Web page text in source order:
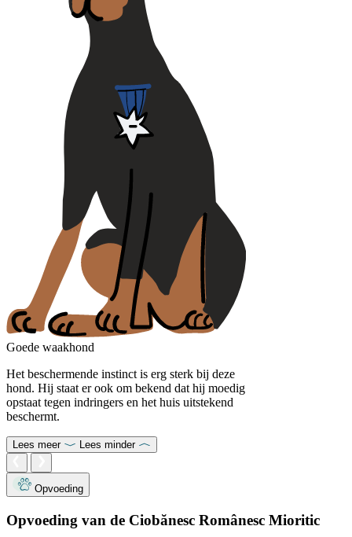
Goede waakhond
Het beschermende instinct is erg sterk bij deze
hond. Hij staat er ook om bekend dat hij moedig
opstaat tegen indringers en het huis uitstekend
beschermt.
Lees meer Lees minder
Opvoeding
Opvoeding van de Ciobănesc Românesc Mioritic